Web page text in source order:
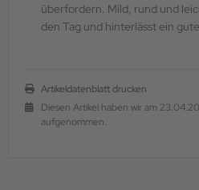
überfordern. Mild, rund und
den Tag und hinterlässt ein
Artikeldatenblatt drucken
Diesen Artikel haben wir am
aufgenommen.